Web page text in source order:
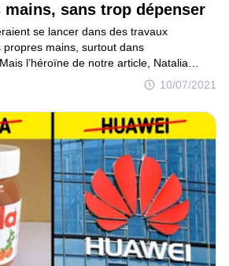
mains, sans trop dépenser
10/07/2021
se lancer dans des travaux
mains, surtout dans
l’héroïne de notre article, Natalia
peur des difficultés, au contraire : elle
un vieil appartement dans lequel, avec
elle pourrait tout changer pour
le style scandinave. Natalya a passé
nouvelle maison : elle a descendu des
sans ascenseur, a mastiqué, peint